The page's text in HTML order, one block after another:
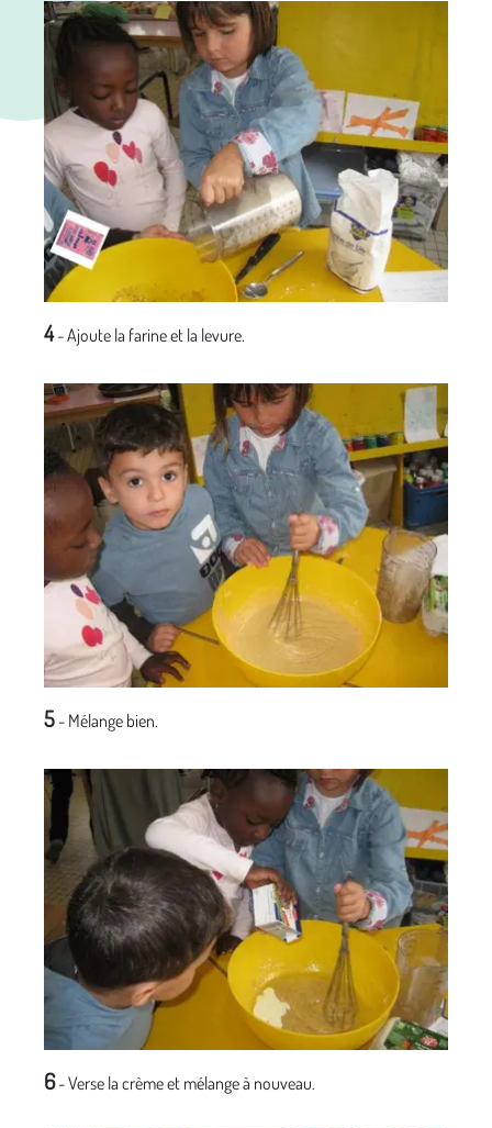
4- Ajoute la farine et la levure.
5- Mélange bien.
6- Verse la crème et mélange à nouveau.